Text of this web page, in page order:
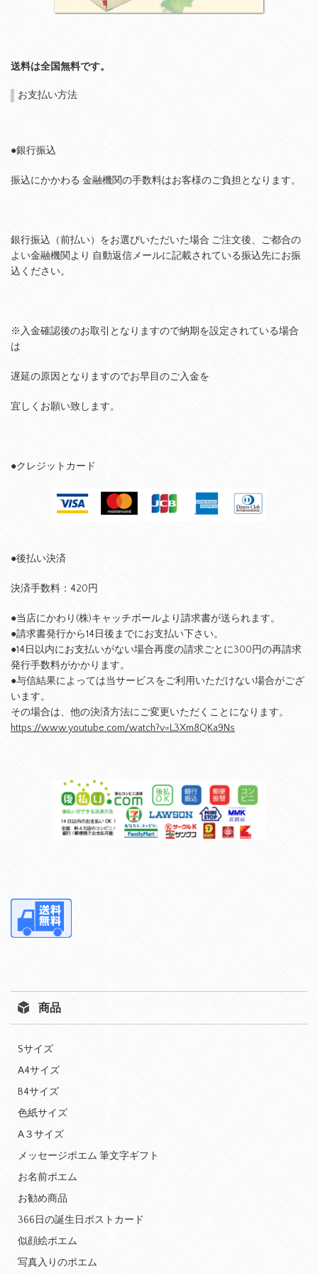
送料は全国無料です。
お支払い方法
●銀行振込
振込にかかわる 金融機関の手数料はお客様のご負担となります。
銀行振込（前払い）をお選びいただいた場合 ご注文後、ご都合の
よい金融機関より 自動返信メールに記載されている振込先にお振
込ください。
※入金確認後のお取引となりますので納期を設定されている場合
は
遅延の原因となりますのでお早目のご入金を
宜しくお願い致します。
●クレジットカード
●後払い決済
決済手数料：420円
●当店にかわり(株)キャッチボールより請求書が送られます。
●請求書発行から14日後までにお支払い下さい。
●14日以内にお支払いがない場合再度の請求ごとに300円の再請求
発行手数料がかかります。
●与信結果によっては当サービスをご利用いただけない場合がござ
います。
その場合は、他の決済方法にご変更いただくことになります。
https://www.youtube.com/watch?v=L3Xm8QKa9Ns
商品
Sサイズ
A4サイズ
B4サイズ
色紙サイズ
A３サイズ
メッセージポエム 筆文字ギフト
お名前ポエム
お勧め商品
366日の誕生日ポストカード
似顔絵ポエム
写真入りのポエム